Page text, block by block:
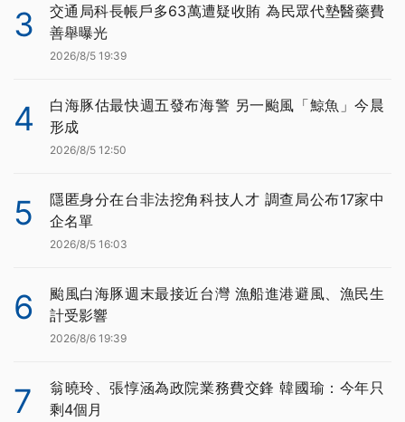
3
交通局科長帳戶多63萬遭疑收賄 為民眾代墊醫藥費
善舉曝光
2026/8/5 19:39
4
白海豚估最快週五發布海警 另一颱風「鯨魚」今晨
形成
2026/8/5 12:50
5
隱匿身分在台非法挖角科技人才 調查局公布17家中
企名單
2026/8/5 16:03
6
颱風白海豚週末最接近台灣 漁船進港避風、漁民生
計受影響
2026/8/6 19:39
7
翁曉玲、張惇涵為政院業務費交鋒 韓國瑜：今年只
剩4個月